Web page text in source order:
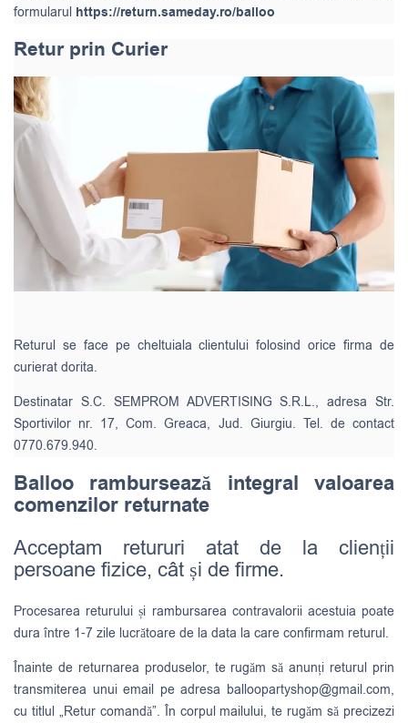
formularul https://return.sameday.ro/balloo
Retur prin Curier
Returul se face pe cheltuiala clientului folosind orice firma de
curierat dorita.
Destinatar S.C. SEMPROM ADVERTISING S.R.L., adresa Str.
Sportivilor nr. 17, Com. Greaca, Jud. Giurgiu. Tel. de contact
0770.679.940.
Balloo rambursează integral valoarea
comenzilor returnate
Acceptam retururi atat de la clienții
persoane fizice, cât și de firme.
Procesarea returului și rambursarea contravalorii acestuia poate
dura între 1-7 zile lucrătoare de la data la care confirmam returul.
Înainte de returnarea produselor, te rugăm să anunți returul prin
transmiterea unui email pe adresa balloopartyshop@gmail.com,
cu titlul „Retur comandă”. În corpul mailului, te rugăm să precizezi